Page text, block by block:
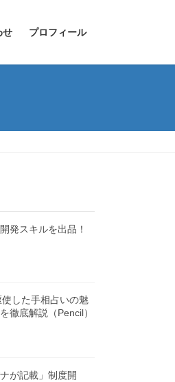
せ プロフィール
発スキルを出品！
した手相占いの魅
徹底解説（Pencil）
が記載」制度開